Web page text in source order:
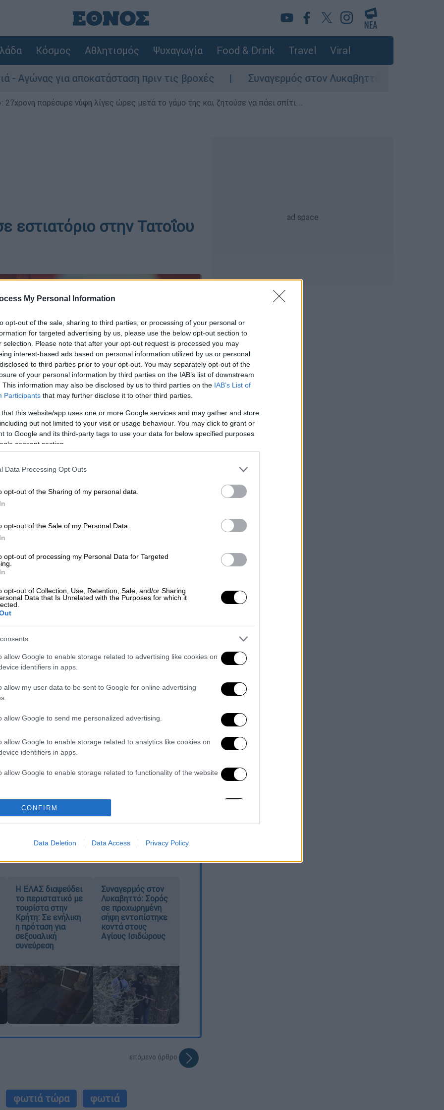
My Personal Information
opt-out of the sale, sharing to third parties, or processing of your personal or
for targeted advertising by us, please use the below opt-out section to
selection. Please note that after your opt-out request is processed you may
interest-based ads based on personal information utilized by us or personal
to third parties prior to your opt-out. You may separately opt-out of the
of your personal information by third parties on the IAB’s list of downstream
This information may also be disclosed by us to third parties on the IAB’s List of
Participants that may further disclose it to other third parties.
that this website/app uses one or more Google services and may gather and store
but not limited to your visit or usage behaviour. You may click to grant or
to Google and its third-party tags to use your data for below specified purposes
consent section.
Data Processing Opt Outs
opt-out of the Sharing of my personal data.
opt-out of the Sale of my Personal Data.
opt-out of processing my Personal Data for Targeted
opt-out of Collection, Use, Retention, Sale, and/or Sharing
Data that Is Unrelated with the Purposes for which it
allow Google to enable storage related to advertising like cookies on
identifiers in apps.
allow my user data to be sent to Google for online advertising
allow Google to send me personalized advertising.
allow Google to enable storage related to analytics like cookies on
identifiers in apps.
allow Google to enable storage related to functionality of the website
functionality and fraud prevention, and other user protection.
CONFIRM
Data Deletion Data Access Privacy Policy
Κόσμος Αθλητισμός Ψυχαγωγία Food & Drink Travel Viral
για αποκατάσταση πριν τις βροχές Συναγερμός στον Λυκαβηττό: Σορός σε
παρέσυρε νύφη λίγες ώρες μετά το γάμο της και ζητούσε να πάει σπίτι...
στην Τατοΐου
σε
με 6 οχήματα και η πυρκαγιά τέθηκε
χώρο εστίασης στη Μεταμόρφωση
ΕΘΝΟΣ θα παρεμβαίνει και τα προσβλητικά σχόλια θα
καταχώρηση
Η ΕΛΑΣ διαψεύδει
το περιστατικό με
τουρίστα στην
Κρήτη: Σε ενήλικη
η πρόταση για
σεξουαλική
συνεύρεση
Συναγερμός στον
Λυκαβηττό: Σορός
σε προχωρημένη
σήψη εντοπίστηκε
κοντά στους
Αγίους Ισιδώρους
επόμενο άρθρο
φωτιά τώρα φωτιά